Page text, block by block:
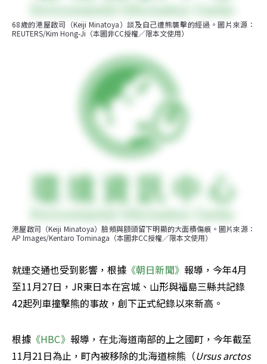
68歲的港屋啟司（Keiji Minatoya）談及自己遭熊襲擊的經過。圖片來源：
REUTERS/Kim Hong-Ji（本圖非CC授權／限本文使用）
港屋啟司（Keiji Minatoya）臉頰與額頭留下明顯的大面積傷痕。圖片來源：
AP Images/Kentaro Tominaga（本圖非CC授權／限本文使用）
就連交通也受到影響，根據 《朝日新聞》 報導，今年4月
至11月27日，JR東日本在宮城、山形與福島三縣共記錄
42起列車撞擊熊的事故，創下正式紀錄以來新高。
根據 《HBC》 報導，在北海道南部的上之國町，今年截至
11月21日為止，町內被移除的北海道棕熊（Ursus arctos